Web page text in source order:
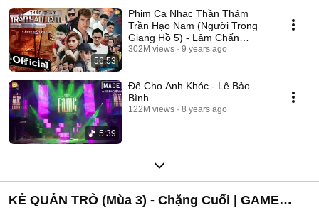
56:53
Phim Ca Nhạc Thần Thám
Trần Hạo Nam (Người Trong
Giang Hồ 5) - Lâm Chấn
Khang 2017
302M views 9 years ago
5:39
Để Cho Anh Khóc - Lê Bảo
Bình
122M views 8 years ago
KẺ QUẢN TRÒ (Mùa 3) - Chặng Cuối | GAME